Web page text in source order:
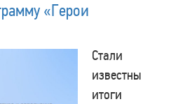
«Герои
Стали
известны
итоги